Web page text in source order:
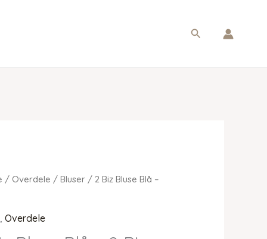
Søg
/ Overdele /Bluser / 2 Biz Bluse Blå –
,Overdele